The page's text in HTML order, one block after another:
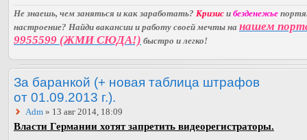
Не знаешь, чем заняться и как заработать? Кризис и безденежье
настроение? Найди вакансии и работу своей мечты на нашем
9955599 (ЖМИ СЮДА!) быстро и легко!
За баранкой (+ новая таблица штрафов
от 01.09.2013 г.).
Adm » 13 авг 2014, 18:09
Власти Германии хотят запретить видеорегистраторы.